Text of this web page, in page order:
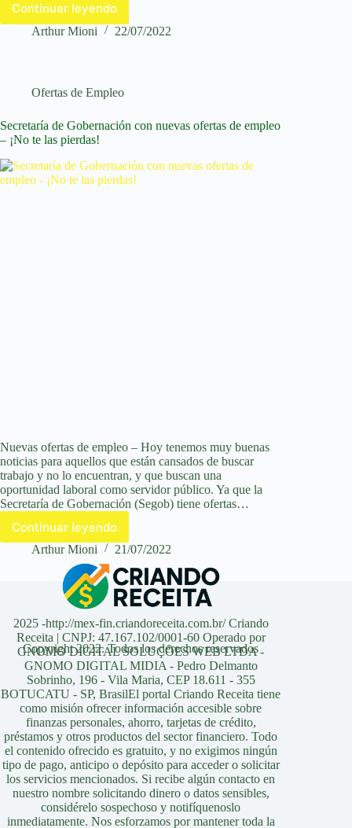
Continuar leyendo
Ofertas
de
Secretaría
Educación
Pública
(SEP)
–
Consulta
Arthur Mioni 22/07/2022
Ofertas de Empleo
Secretaría de Gobernación con nuevas ofertas de empleo
– ¡No te las pierdas!
Nuevas ofertas de empleo – Hoy tenemos muy buenas
noticias para aquellos que están cansados ​​de buscar
trabajo y no lo encuentran, y que buscan una
oportunidad laboral como servidor público. Ya que la
Secretaría de Gobernación (Segob) tiene ofertas…
Continuar leyendo
Secretaría
de
Gobernación
con
nuevas
ofertas
de
empleo
–
¡No
te
las
pierdas!
Arthur Mioni 21/07/2022
Copyright 2022. Todos los derechos reservados
2025 -http://mex-fin.criandoreceita.com.br/ Criando
Receita | CNPJ: 47.167.102/0001-60 Operado por
GNOMO DIGITAL SOLUÇÕES WEB LTDA -
GNOMO DIGITAL MIDIA - Pedro Delmanto
Sobrinho, 196 - Vila Maria, CEP 18.611 - 355
BOTUCATU - SP, BrasilEl portal Criando Receita tiene
como misión ofrecer información accesible sobre
finanzas personales, ahorro, tarjetas de crédito,
préstamos y otros productos del sector financiero. Todo
el contenido ofrecido es gratuito, y no exigimos ningún
tipo de pago, anticipo o depósito para acceder o solicitar
los servicios mencionados. Si recibe algún contacto en
nuestro nombre solicitando dinero o datos sensibles,
considérelo sospechoso y notifíquenoslo
inmediatamente. Nos esforzamos por mantener toda la